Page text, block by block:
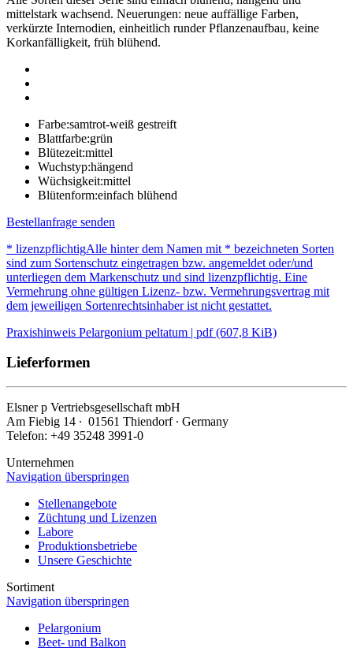
mittelstark wachsend. Neuerungen: neue auffällige Farben,
verkürzte Internodien, einheitlich runder Pflanzenaufbau, keine
Korkanfälligkeit, früh blühend.
Farbe:samtrot-weiß gestreift
Blattfarbe:grün
Blütezeit:mittel
Wuchstyp:hängend
Wüchsigkeit:mittel
Blütenform:einfach blühend
Bestellanfrage senden
* lizenzpflichtigAlle hinter dem Namen mit * bezeichneten Sorten
sind zum Sortenschutz eingetragen bzw. angemeldet oder/und
unterliegen dem Markenschutz und sind lizenzpflichtig. Eine
Vermehrung ohne gültigen Lizenz- bzw. Vermehrungsvertrag mit
dem jeweiligen Sortenrechtsinhaber ist nicht gestattet.
Praxishinweis Pelargonium peltatum | pdf (607,8 KiB)
Lieferformen
Elsnerp Vertriebsgesellschaft mbH
Am Fiebig 14 ∙ 01561 Thiendorf ∙ Germany
Telefon: +49 35248 3991-0
Unternehmen
Navigation überspringen
Stellenangebote
Züchtung und Lizenzen
Labore
Produktionsbetriebe
Unsere Geschichte
Sortiment
Navigation überspringen
Pelargonium
Beet- und Balkon